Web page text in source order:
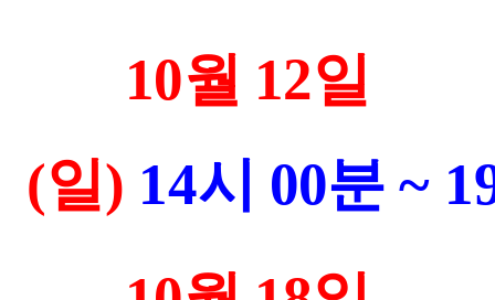
10월 12일
(일) 14시 00분 ~